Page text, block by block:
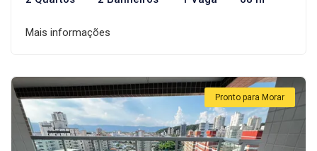
Mais informações
Pronto para Morar